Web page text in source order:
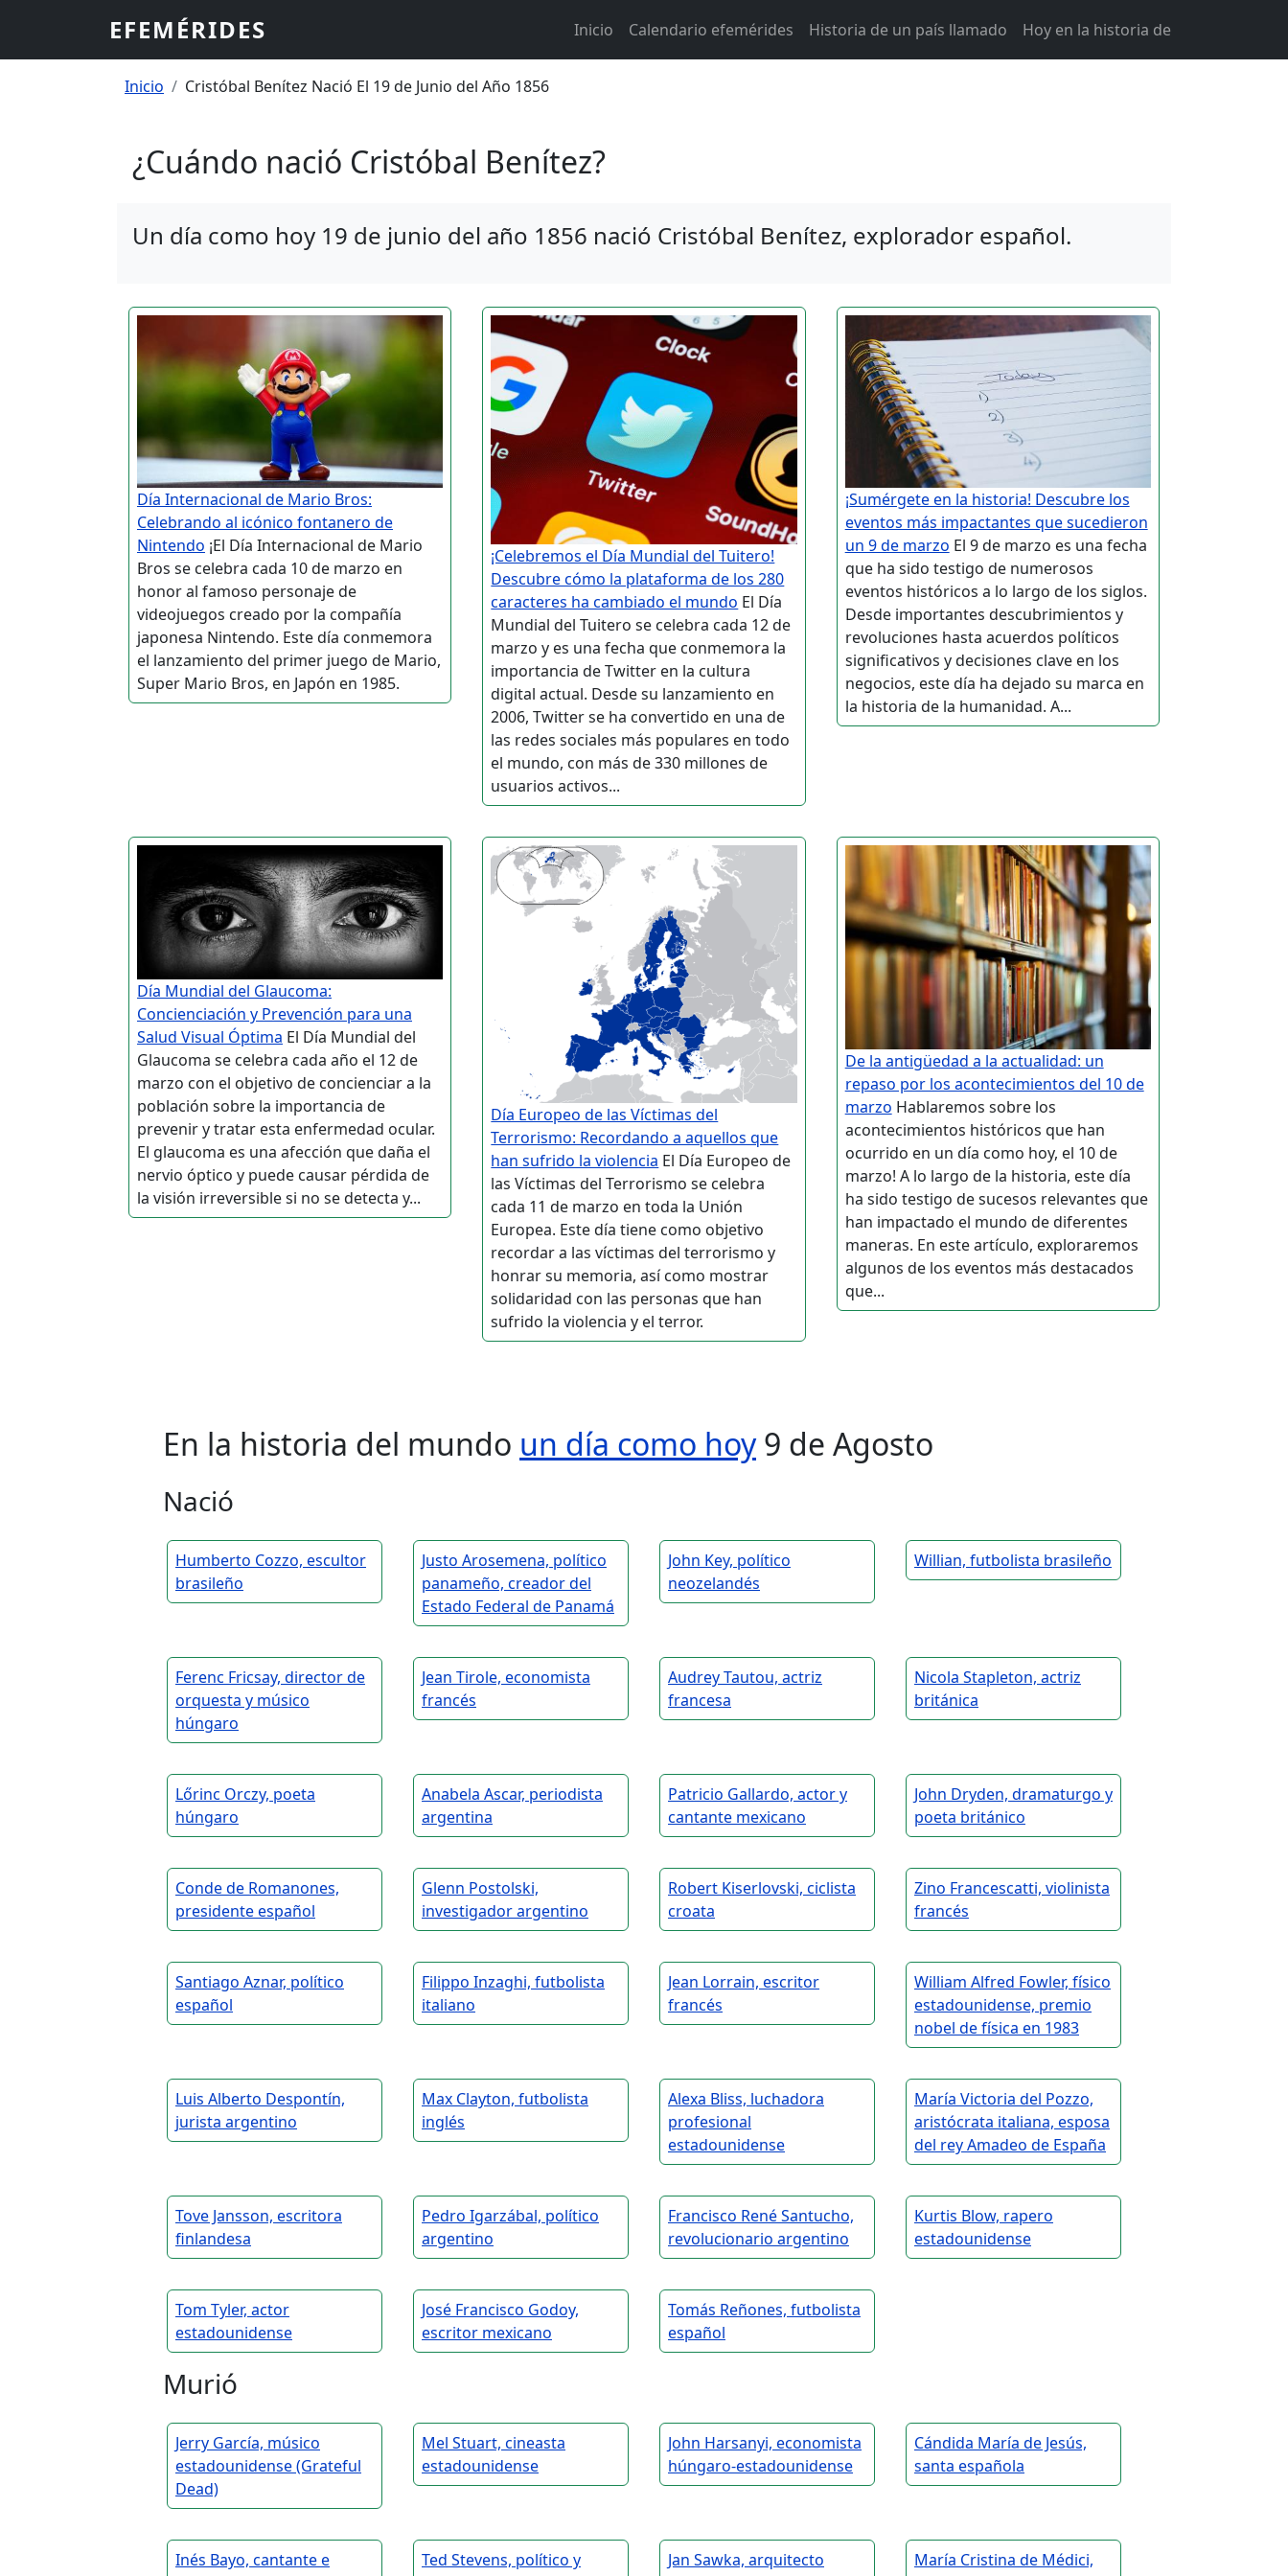
EFEMÉRIDES Main navigation
Inicio Calendario efemérides Historia de un país llamado Hoy en la historia de
Sobrescribir enlaces de ayuda a la navegación
Inicio Cristóbal Benítez Nació El 19 de Junio del Año 1856
¿Cuándo nació Cristóbal Benítez?
Un día como hoy 19 de junio del año 1856 nació Cristóbal Benítez, explorador español.
Día Internacional de Mario Bros:
Celebrando al icónico fontanero de
Nintendo ¡El Día Internacional de Mario
Bros se celebra cada 10 de marzo en
honor al famoso personaje de
videojuegos creado por la compañía
japonesa Nintendo. Este día conmemora
el lanzamiento del primer juego de Mario,
Super Mario Bros, en Japón en 1985.
¡Celebremos el Día Mundial del Tuitero!
Descubre cómo la plataforma de los 280
caracteres ha cambiado el mundo El Día
Mundial del Tuitero se celebra cada 12 de
marzo y es una fecha que conmemora la
importancia de Twitter en la cultura
digital actual. Desde su lanzamiento en
2006, Twitter se ha convertido en una de
las redes sociales más populares en todo
el mundo, con más de 330 millones de
usuarios activos...
¡Sumérgete en la historia! Descubre los
eventos más impactantes que sucedieron
un 9 de marzo El 9 de marzo es una fecha
que ha sido testigo de numerosos
eventos históricos a lo largo de los siglos.
Desde importantes descubrimientos y
revoluciones hasta acuerdos políticos
significativos y decisiones clave en los
negocios, este día ha dejado su marca en
la historia de la humanidad. A...
Día Mundial del Glaucoma:
Concienciación y Prevención para una
Salud Visual Óptima El Día Mundial del
Glaucoma se celebra cada año el 12 de
marzo con el objetivo de concienciar a la
población sobre la importancia de
prevenir y tratar esta enfermedad ocular.
El glaucoma es una afección que daña el
nervio óptico y puede causar pérdida de
la visión irreversible si no se detecta y...
Día Europeo de las Víctimas del
Terrorismo: Recordando a aquellos que
han sufrido la violencia El Día Europeo de
las Víctimas del Terrorismo se celebra
cada 11 de marzo en toda la Unión
Europea. Este día tiene como objetivo
recordar a las víctimas del terrorismo y
honrar su memoria, así como mostrar
solidaridad con las personas que han
sufrido la violencia y el terror.
De la antigüedad a la actualidad: un
repaso por los acontecimientos del 10 de
marzo Hablaremos sobre los
acontecimientos históricos que han
ocurrido en un día como hoy, el 10 de
marzo! A lo largo de la historia, este día
ha sido testigo de sucesos relevantes que
han impactado el mundo de diferentes
maneras. En este artículo, exploraremos
algunos de los eventos más destacados
que...
En la historia del mundo un día como hoy9 de Agosto
Nació
Humberto Cozzo, escultor
brasileño
Justo Arosemena, político
panameño, creador del
Estado Federal de Panamá
John Key, político
neozelandés
Willian, futbolista brasileño
Ferenc Fricsay, director de
orquesta y músico
húngaro
Jean Tirole, economista
francés
Audrey Tautou, actriz
francesa
Nicola Stapleton, actriz
británica
Lőrinc Orczy, poeta
húngaro
Anabela Ascar, periodista
argentina
Patricio Gallardo, actor y
cantante mexicano
John Dryden, dramaturgo y
poeta británico
Conde de Romanones,
presidente español
Glenn Postolski,
investigador argentino
Robert Kiserlovski, ciclista
croata
Zino Francescatti, violinista
francés
Santiago Aznar, político
español
Filippo Inzaghi, futbolista
italiano
Jean Lorrain, escritor
francés
William Alfred Fowler, físico
estadounidense, premio
nobel de física en 1983
Luis Alberto Despontín,
jurista argentino
Max Clayton, futbolista
inglés
Alexa Bliss, luchadora
profesional
estadounidense
María Victoria del Pozzo,
aristócrata italiana, esposa
del rey Amadeo de España
Tove Jansson, escritora
finlandesa
Pedro Igarzábal, político
argentino
Francisco René Santucho,
revolucionario argentino
Kurtis Blow, rapero
estadounidense
Tom Tyler, actor
estadounidense
José Francisco Godoy,
escritor mexicano
Tomás Reñones, futbolista
español
Murió
Jerry García, músico
estadounidense (Grateful
Dead)
Mel Stuart, cineasta
estadounidense
John Harsanyi, economista
húngaro-estadounidense
Cándida María de Jesús,
santa española
Inés Bayo, cantante e
Ted Stevens, político y
Jan Sawka, arquitecto
María Cristina de Médici,